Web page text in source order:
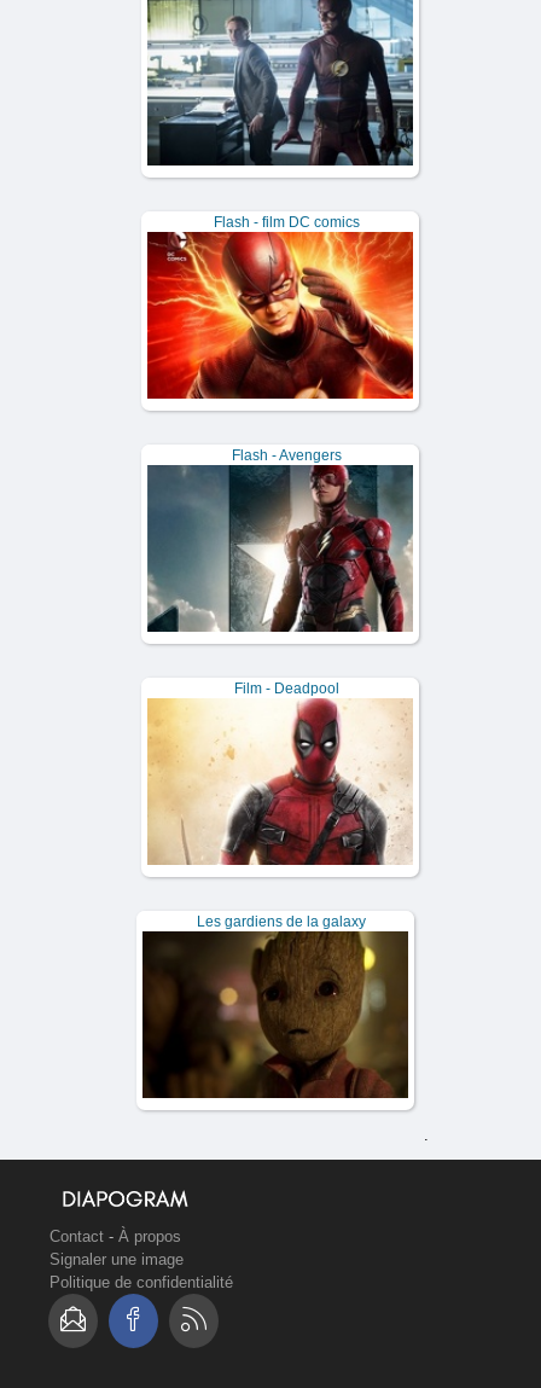
Flash - film DC comics
Flash - Avengers
Film - Deadpool
Les gardiens de la galaxy
.
Contact - À propos
Signaler une image
Politique de confidentialité